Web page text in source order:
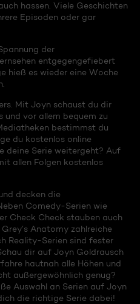
hassen. Viele Geschichten
Episoden oder gar
der
entgegengefiebert
hieß es wieder eine Woche
Mit Joyn schaust du dir
und vor allem bequem zu
bestimmst du
du kostenlos online
deine Serie weitergeht? Auf
allen Folgen kostenlos
decken die
Comedy-Serien wie
Check Check stauben auch
Anatomy zahlreiche
Reality-Serien sind fester
dir auf Joyn Goldrausch
hautnah alle Höhen und
außergewöhnlich genug?
Auswahl an Serien auf Joyn
die richtige Serie dabei!